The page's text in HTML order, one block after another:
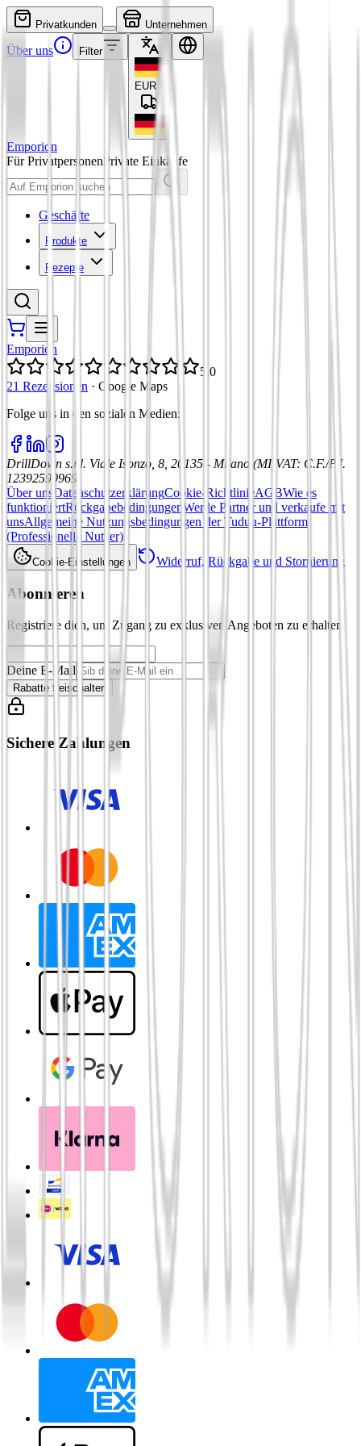
Privatkunden Unternehmen
Über uns Filter
EUR
Emporion
Für PrivatpersonenPrivate Einkäufe
Geschäfte
Produkte
Rezepte
Emporion
5,0
21 Rezensionen · Google Maps
Folge uns in den sozialen Medien:
DrillDown s.r.l. Viale Isonzo, 8, 20135 - Milano (MI) VAT: C.F./P.I.
12392590969
Über uns DatenschutzerklärungCookie-RichtlinieAGBWie es
funktioniertRückgabebedingungen Werde Partner und verkaufe mit
unsAllgemeine Nutzungsbedingungen der Tuduu-Plattform
(Professionelle Nutzer)
Cookie-Einstellungen Widerruf, Rückgabe und Stornierung
Abonnieren
Registriere dich, um Zugang zu exklusiven Angeboten zu erhalten
Deine E-Mail
Rabatte freischalten
Sichere Zahlungen